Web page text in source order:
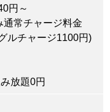
円～
通常チャージ料金
ルチャージ1100円)
放題0円